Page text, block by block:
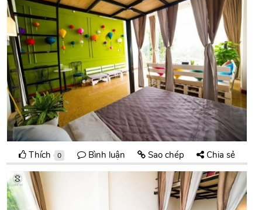
Thích 0 Bình luận Sao chép Chia sẻ